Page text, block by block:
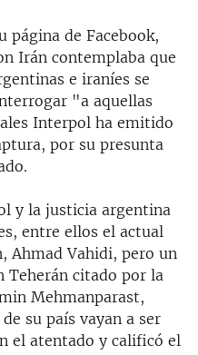
página de Facebook,
Irán contemplaba que
e iraníes se
"a aquellas
Interpol ha emitido
por su presunta
y la justicia argentina
entre ellos el actual
Ahmad Vahidi, pero un
Teherán citado por la
Mehmanparast,
su país vayan a ser
el atentado y calificó el